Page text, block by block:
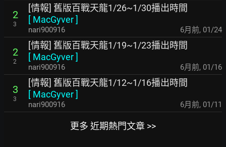
2
3
[情報] 舊版百戰天龍1/26~1/30播出時間
[ MacGyver]
nari900916 6月前, 01/24
2
2
[情報] 舊版百戰天龍1/19~1/23播出時間
[ MacGyver]
nari900916 6月前, 01/16
3
3
[情報] 舊版百戰天龍1/12~1/16播出時間
[ MacGyver]
nari900916 6月前, 01/11
更多 近期熱門文章 >>